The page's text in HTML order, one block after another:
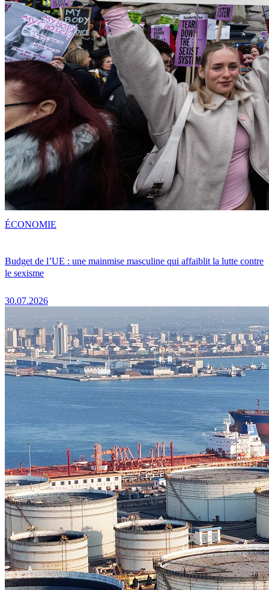
Budget de l’UE : une mainmise masculine qui affaiblit la lutte contre
le sexisme
30.07.2026
ÉCONOMIE